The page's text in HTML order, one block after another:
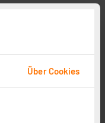
Über Cookies